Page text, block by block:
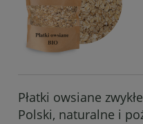
Płatki owsiane
Polski, naturalne i